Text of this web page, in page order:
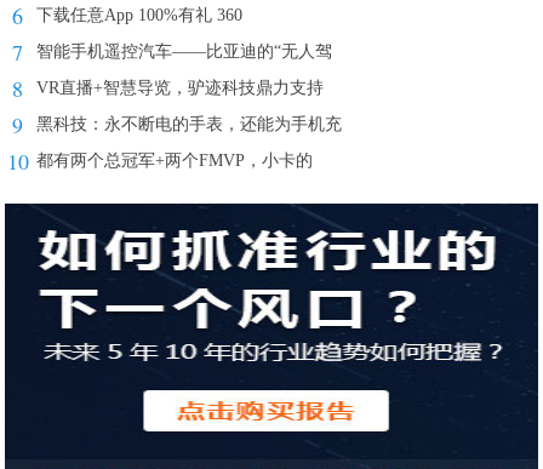
6 下载任意App 100%有礼 360
7 智能手机遥控汽车——比亚迪的“无人驾
8 VR直播+智慧导览，驴迹科技鼎力支持
9 黑科技：永不断电的手表，还能为手机充
10 都有两个总冠军+两个FMVP，小卡的